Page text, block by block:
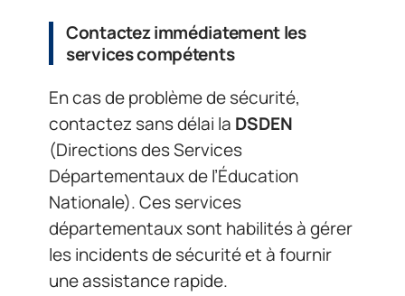
Contactez immédiatement les
services compétents
En cas de problème de sécurité,
contactez sans délai la DSDEN
(Directions des Services
Départementaux de l’Éducation
Nationale). Ces services
départementaux sont habilités à gérer
les incidents de sécurité et à fournir
une assistance rapide.